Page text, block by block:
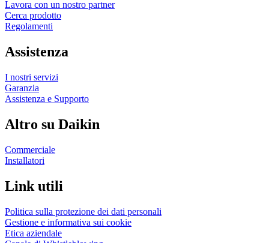
Lavora con un nostro partner
Cerca prodotto
Regolamenti
Assistenza
I nostri servizi
Garanzia
Assistenza e Supporto
Altro su Daikin
Commerciale
Installatori
Link utili
Politica sulla protezione dei dati personali
Gestione e informativa sui cookie
Etica aziendale